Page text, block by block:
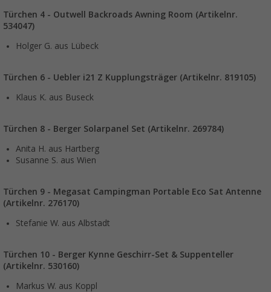
Türchen 4 - Outwell Backroads Awning Room (Artikelnr.
534047)
Holger G. aus Lübeck
Türchen 6 - Uebler i21 Z Kupplungsträger (Artikelnr. 819105)
Klaus K. aus Buseck
Türchen 8 - Berger Solarpanel Set (Artikelnr. 269784)
Anita H. aus Hartberg
Susanne S. aus Wien
Türchen 9 - Megasat Campingman Portable Eco Sat Antenne
(Artikelnr. 276170)
Stefanie W. aus Albstadt
Türchen 10 - Berger Kynne Geschirr-Set & Suppenteller
(Artikelnr. 530160)
Markus W. aus Koppl